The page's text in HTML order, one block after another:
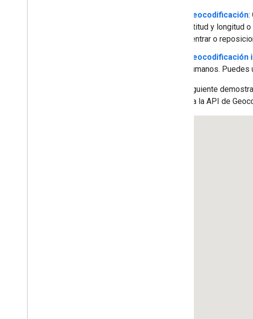
Geocodificación:
latitud y longitud
centrar o
Geocodificación
humanos.
En la siguiente
funciona la API de